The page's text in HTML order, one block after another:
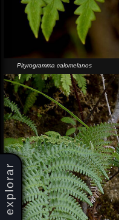
explorar
Pityrogramma calomelanos